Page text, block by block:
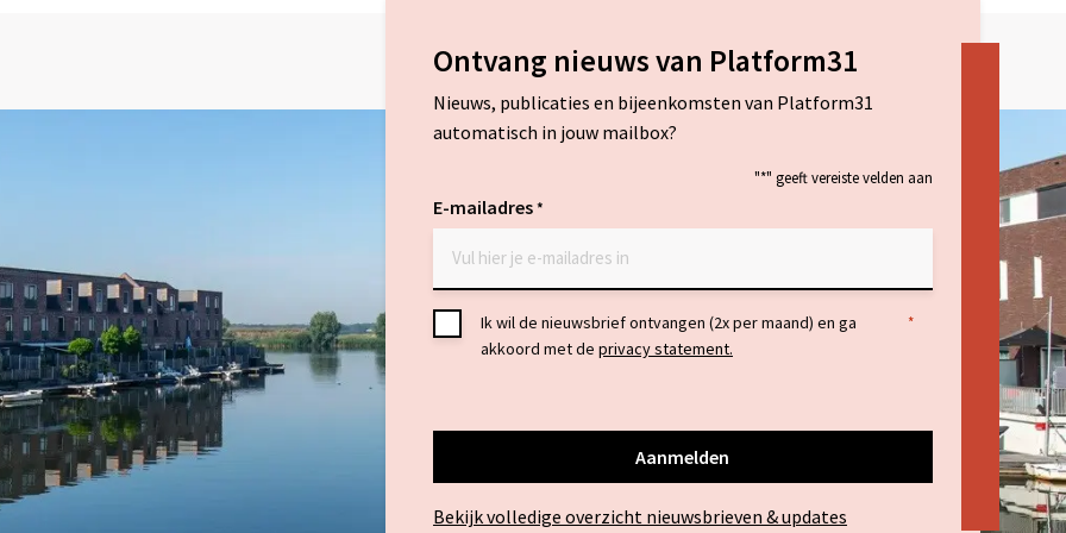
Ontvang nieuws van Platform31
Nieuws, publicaties en bijeenkomsten van Platform31
automatisch in jouw mailbox?
"*" geeft vereiste velden aan
E-mailadres*
Toestemming
Ik wil de nieuwsbrief ontvangen (2x per maand) en ga
akkoord met de privacy statement.
*
Bekijk volledige overzicht nieuwsbrieven & updates